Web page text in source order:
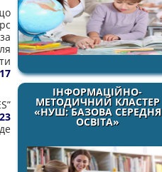
ІНФОРМАЦІЙНО-
МЕТОДИЧНИЙ КЛАСТЕР
«НУШ: БАЗОВА СЕРЕДНЯ
ОСВІТА»
17